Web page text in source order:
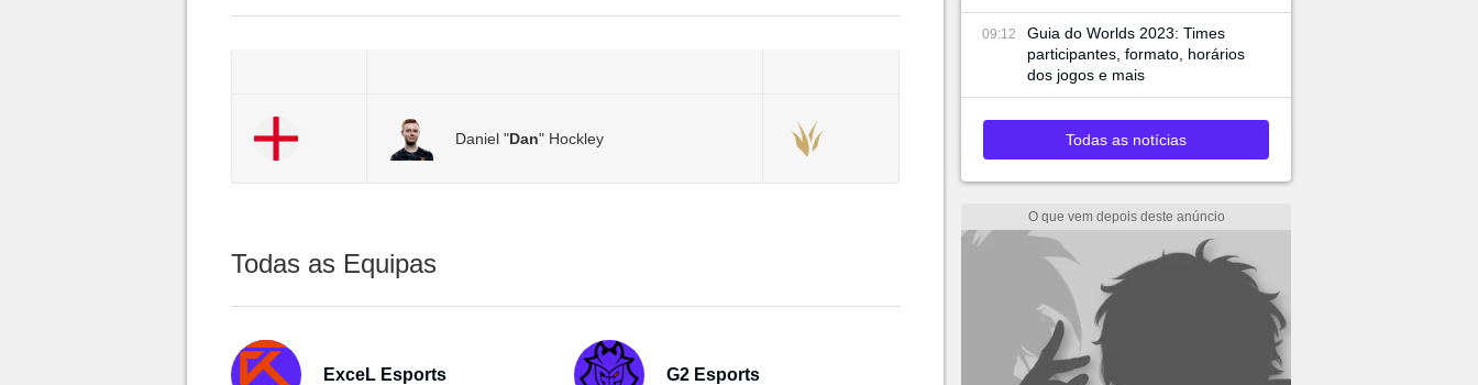
Daniel "Dan" Hockley
Todas as Equipas
ExceL Esports G2 Esports
09:12
Guia do Worlds 2023: Times
participantes, formato, horários
dos jogos e mais
Todas as notícias